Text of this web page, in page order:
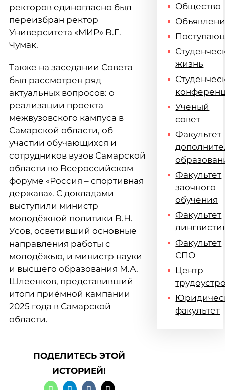
ректоров единогласно был
переизбран ректор
Университета «МИР» В.Г.
Чумак.
Также на заседании Совета
был рассмотрен ряд
актуальных вопросов: о
реализации проекта
межвузовского кампуса в
Самарской области, об
участии обучающихся и
сотрудников вузов Самарской
области во Всероссийском
форуме «Россия – спортивная
держава». С докладами
выступили министр
молодёжной политики В.Н.
Усов, осветивший основные
направления работы с
молодёжью, и министр науки
и высшего образования М.А.
Шлеенков, представивший
итоги приёмной кампании
2025 года в Самарской
области.
ПОДЕЛИТЕСЬ ЭТОЙ
ИСТОРИЕЙ!
Общество
жизнь
Ученый
совет
Факультет
Факультет
заочного
обучения
Факультет
Факультет
СПО
Центр
факультет